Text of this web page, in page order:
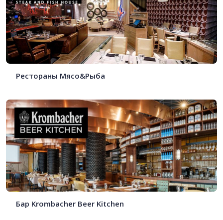
Рестораны Мясо&Рыба
Бар Krombacher Beer Kitchen